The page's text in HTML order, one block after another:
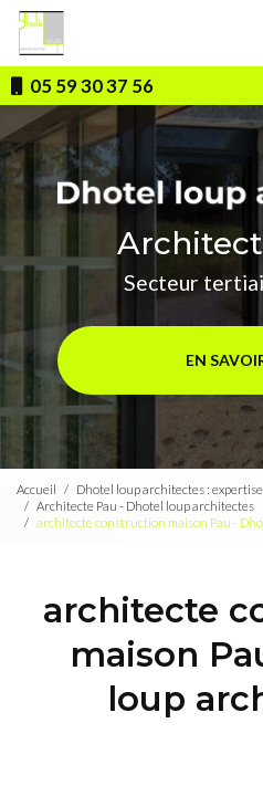
Aller
contenu
principal
05 59 30 37 56
Secteur
EN
Accueil
Dhotel loup architectes :
Architecte Pau - Dhotel loup architectes
architecte construction maison Pau -
architecte
maison
loup